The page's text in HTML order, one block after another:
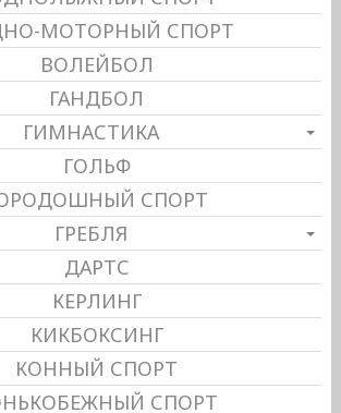
МОТОРНЫЙ СПОРТ
ВОЛЕЙБОЛ
ГАНДБОЛ
ГИМНАСТИКА
ГОЛЬФ
СПОРТ
ГРЕБЛЯ
ДАРТС
КЕРЛИНГ
КИКБОКСИНГ
КОННЫЙ СПОРТ
СПОРТ